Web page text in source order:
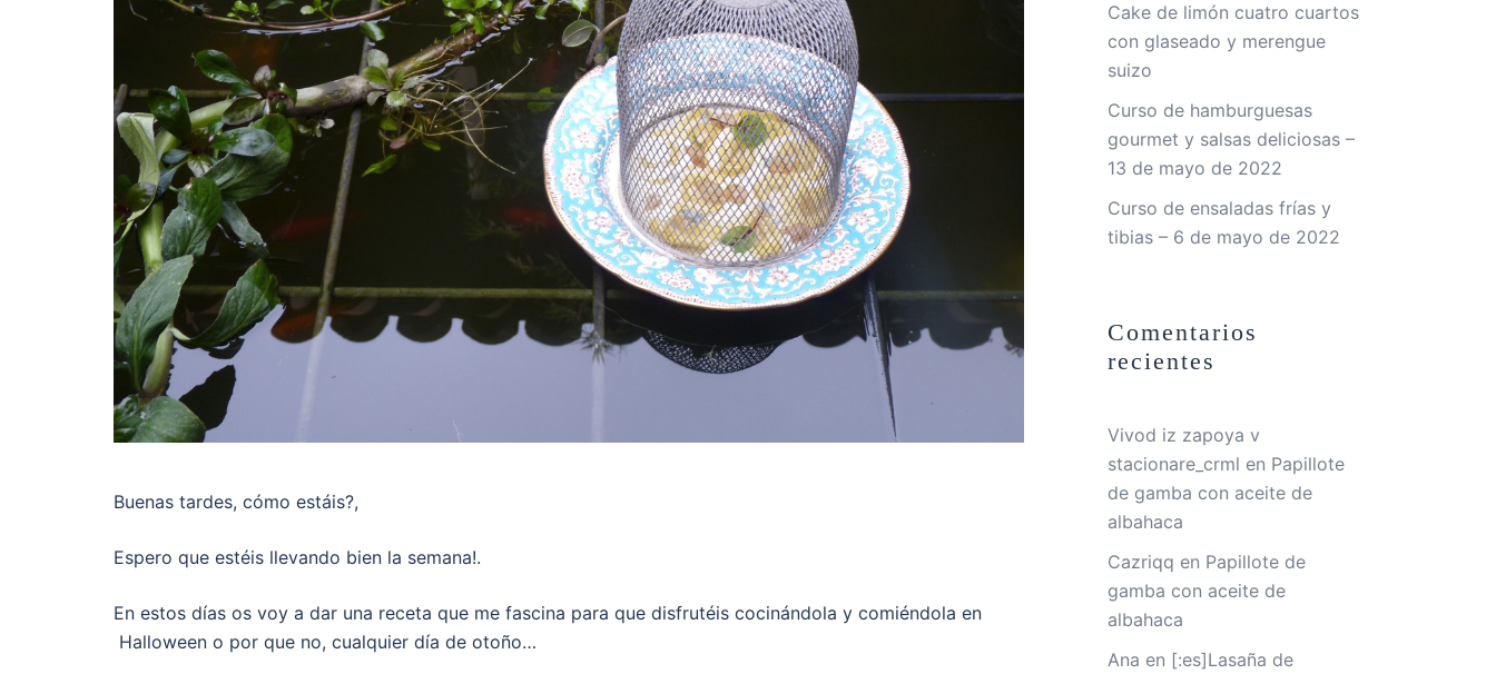
Buenas tardes, cómo estáis?,
Espero que estéis llevando bien la semana!.
En estos días os voy a dar una receta que me fascina para que disfrutéis cocinándola y comiéndola en
Halloween o por que no, cualquier día de otoño…
Cake de limón cuatro cuartos
con glaseado y merengue
suizo
Curso de hamburguesas
gourmet y salsas deliciosas –
13 de mayo de 2022
Curso de ensaladas frías y
tibias – 6 de mayo de 2022
Comentarios
recientes
Vivod iz zapoya v
stacionare_crml en Papillote
de gamba con aceite de
albahaca
Cazriqq en Papillote de
gamba con aceite de
albahaca
Ana en [:es]Lasaña de